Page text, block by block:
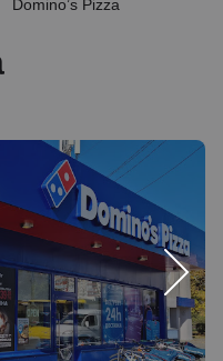
Domino’s Pizza